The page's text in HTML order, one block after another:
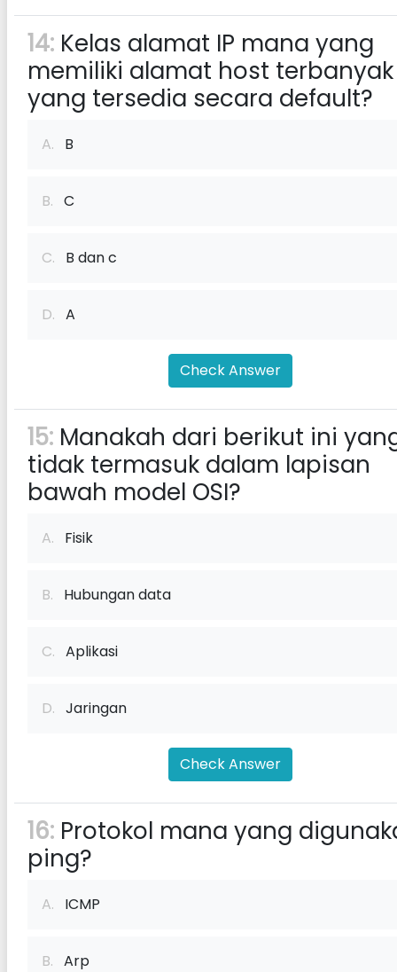
14: Kelas alamat IP mana yang
memiliki alamat host terbanyak
yang tersedia secara default?
A. B
B. C
C. B dan c
D. A
Check Answer
15: Manakah dari berikut ini
tidak termasuk dalam lapisan
bawah model OSI?
A. Fisik
B. Hubungan data
C. Aplikasi
D. Jaringan
Check Answer
16: Protokol mana yang
ping?
A. ICMP
B. Arp